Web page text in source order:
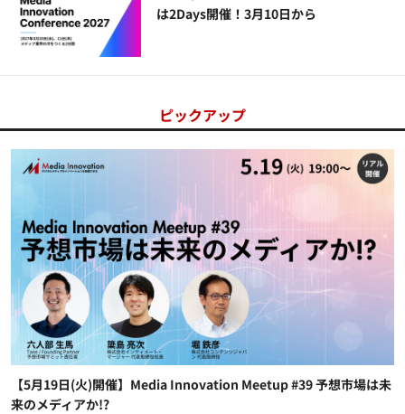
は2Days開催！3月10日から
ピックアップ
【5月19日(火)開催】Media Innovation Meetup #39 予想市場は未
来のメディアか!?